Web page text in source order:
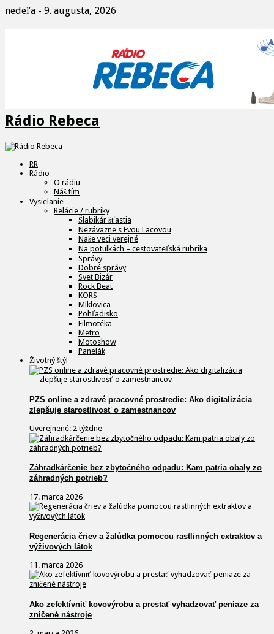
nedeľa - 9. augusta, 2026
Rádio Rebeca
RR
Rádio
O rádiu
Náš tím
Vysielanie
Relácie / rubriky
Šlabikár šťastia
Nezáväzne s Evou Lacovou
Naše veci verejné
Na potulkách – cestovateľská rubrika
Správy
Dobré správy
Svet Bizár
Rock Beat
KORS
Miklovica
Pohľadisko
Filmotéka
Metro
Motoshow
Panelák
Životný štýl
PZS online a zdravé pracovné prostredie: Ako digitalizácia
zlepšuje starostlivosť o zamestnancov
Uverejnené: 2 týždne
Záhradkárčenie bez zbytočného odpadu: Kam patria obaly zo
záhradných potrieb?
17. marca 2026
Regenerácia čriev a žalúdka pomocou rastlinných extraktov a
výživových látok
11. marca 2026
Ako zefektívniť kovovýrobu a prestať vyhadzovať peniaze za
zničené nástroje